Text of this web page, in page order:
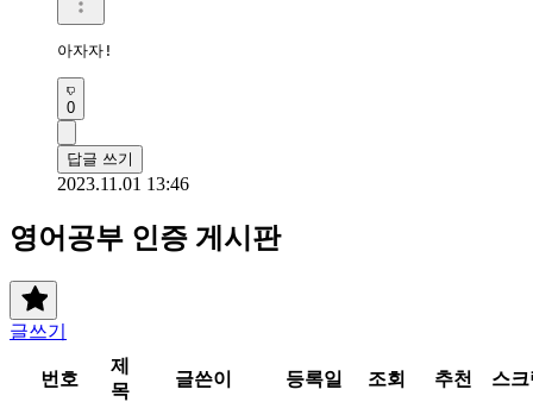
아자자!
0
답글 쓰기
2023.11.01 13:46
영어공부 인증 게시판
글쓰기
번호
제
목
글쓴이 등록일 조회 추천 스